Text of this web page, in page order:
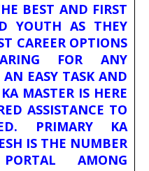
BEST AND FIRST
YOUTH AS THEY
CAREER OPTIONS
FOR ANY
EASY TASK AND
MASTER IS HERE
ASSISTANCE TO
PRIMARY KA
IS THE NUMBER
AMONG